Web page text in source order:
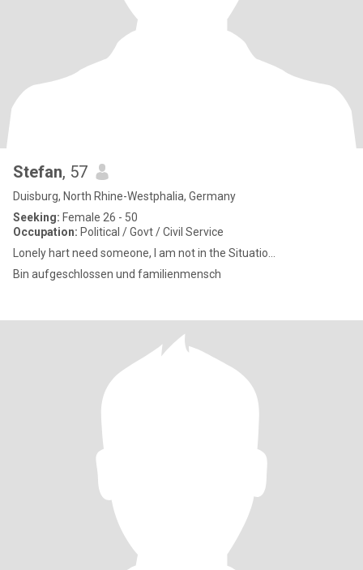
Stefan, 57
Duisburg, North Rhine-Westphalia, Germany
Seeking: Female 26 - 50
Occupation: Political / Govt / Civil Service
Lonely hart need someone, I am not in the Situatio...
Bin aufgeschlossen und familienmensch